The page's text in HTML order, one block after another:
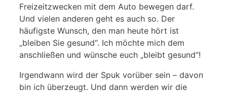
Freizeitzwecken mit dem Auto bewegen darf.
Und vielen anderen geht es auch so. Der
häufigste Wunsch, den man heute hört ist
„bleiben Sie gesund“. Ich möchte mich dem
anschließen und wünsche euch „bleibt gesund“!
Irgendwann wird der Spuk vorüber sein – davon
bin ich überzeugt. Und dann werden wir die